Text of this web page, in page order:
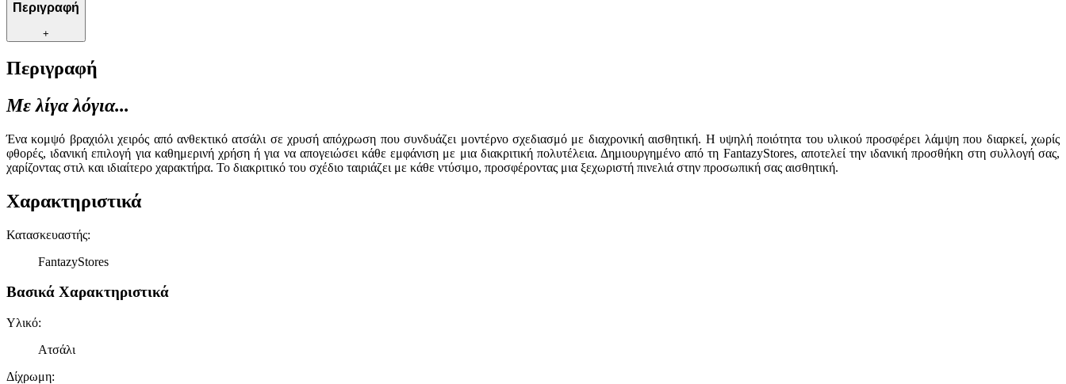
Περιγραφή
+
Περιγραφή
Με λίγα λόγια...
Ένα κομψό βραχιόλι χειρός από ανθεκτικό ατσάλι σε χρυσή απόχρωση που συνδυάζει μοντέρνο σχεδιασμό με διαχρονική αισθητική. Η υψηλή ποιότητα του υλικού προσφέρει λάμψη που διαρκεί, χωρίς
φθορές, ιδανική επιλογή για καθημερινή χρήση ή για να απογειώσει κάθε εμφάνιση με μια διακριτική πολυτέλεια. Δημιουργημένο από τη FantazyStores, αποτελεί την ιδανική προσθήκη στη συλλογή σας,
χαρίζοντας στιλ και ιδιαίτερο χαρακτήρα. Το διακριτικό του σχέδιο ταιριάζει με κάθε ντύσιμο, προσφέροντας μια ξεχωριστή πινελιά στην προσωπική σας αισθητική.
Χαρακτηριστικά
Κατασκευαστής:
FantazyStores
Βασικά Χαρακτηριστικά
Υλικό:
Ατσάλι
Δίχρωμη: